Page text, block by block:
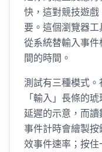
快，這對競技遊
要。這個瀏覽器工
從系統替輸入事
間的時間。
測試有三種模式
「輸入」長條的
延遲的示意，而讀
事件計時會繪製
效事件速率；按